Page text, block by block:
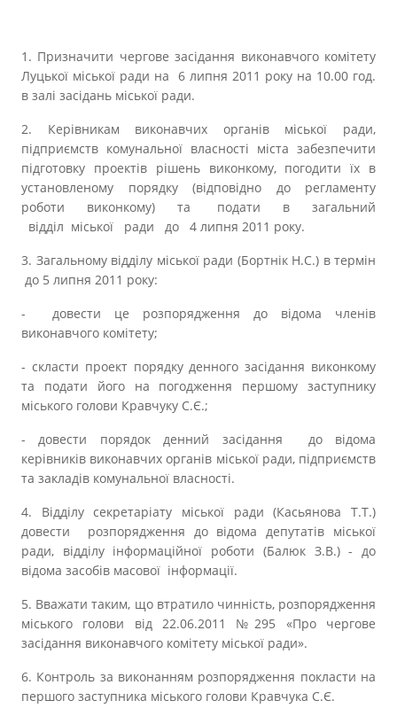
1. Призначити чергове засідання виконавчого комітету
Луцької міської ради на 6 липня 2011 року на 10.00 год.
в залі засідань міської ради.
2. Керівникам виконавчих органів міської ради,
підприємств комунальної власності міста забезпечити
підготовку проектів рішень виконкому, погодити їх в
установленому порядку (відповідно до регламенту
роботи виконкому) та подати в загальний
відділ міської ради до 4 липня 2011 року.
3. Загальному відділу міської ради (Бортнік Н.С.) в термін
до 5 липня 2011 року:
- довести це розпорядження до відома членів
виконавчого комітету;
- скласти проект порядку денного засідання виконкому
та подати його на погодження першому заступнику
міського голови Кравчуку С.Є.;
- довести порядок денний засідання до відома
керівників виконавчих органів міської ради, підприємств
та закладів комунальної власності.
4. Відділу секретаріату міської ради (Касьянова Т.Т.)
довести розпорядження до відома депутатів міської
ради, відділу інформаційної роботи (Балюк З.В.) - до
відома засобів масової інформації.
5. Вважати таким, що втратило чинність, розпорядження
міського голови від 22.06.2011 №295 «Про чергове
засідання виконавчого комітету міської ради».
6. Контроль за виконанням розпорядження покласти на
першого заступника міського голови Кравчука С.Є.